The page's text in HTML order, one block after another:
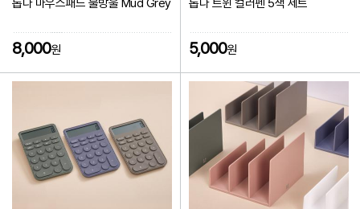
롭다 마우스패드 물방울 Mud Grey
8,000원
롭다 트윈 컬러펜 5색 세트
5,000원